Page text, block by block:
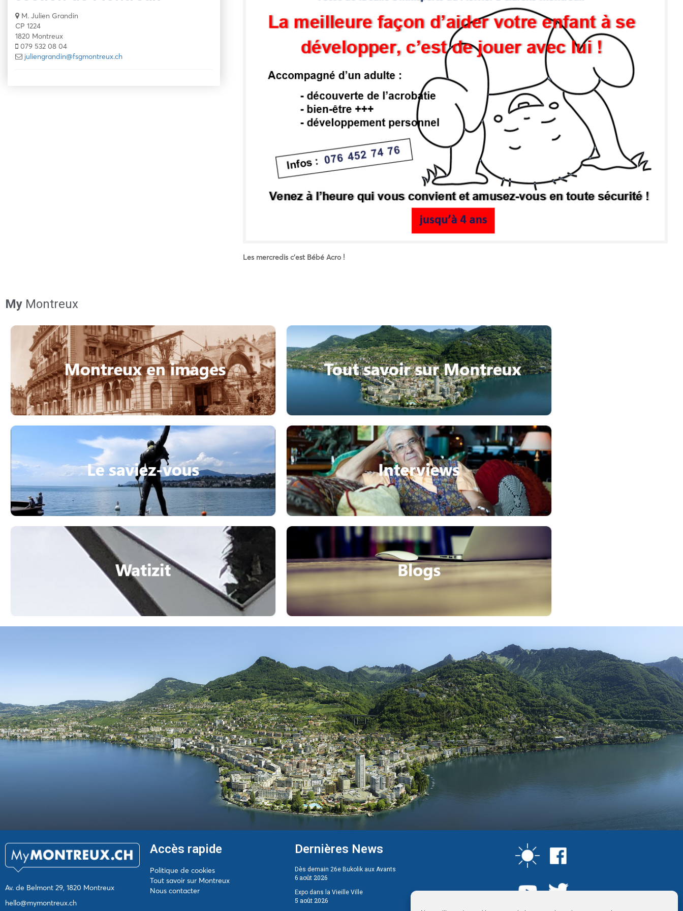
M. Julien Grandin
CP 1224
1820 Montreux
079 532 08 04
juliengrandin@fsgmontreux.ch
Les mercredis c’est Bébé Acro !
My Montreux
Av. de Belmont 29, 1820 Montreux
hello@mymontreux.ch
Accès rapide
Politique de cookies
Tout savoir sur Montreux
Nous contacter
Dernières News
Dès demain 26e Bukolik aux Avants
6 août 2026
Expo dans la Vieille Ville
5 août 2026